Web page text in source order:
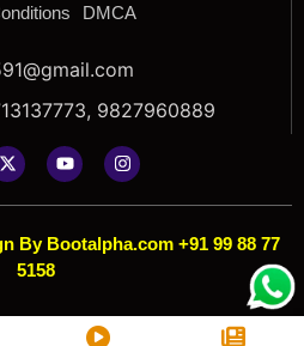
DMCA
9827960889
By Bootalpha.com +91 99 88 77
5158